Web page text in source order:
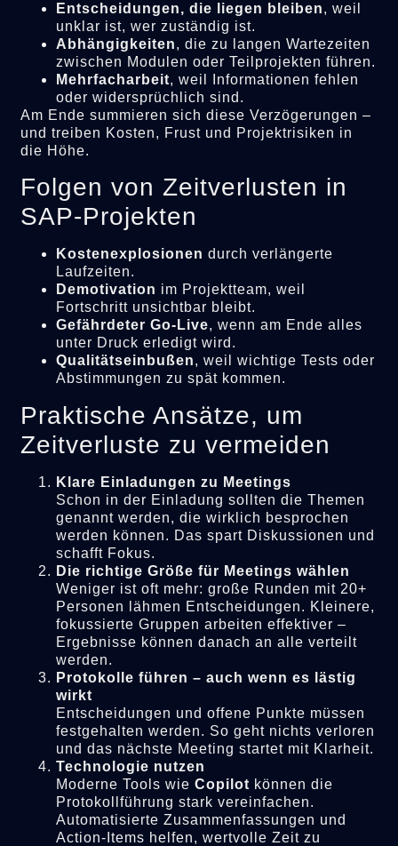
Entscheidungen, die liegen bleiben, weil
unklar ist, wer zuständig ist.
Abhängigkeiten, die zu langen Wartezeiten
zwischen Modulen oder Teilprojekten führen.
Mehrfacharbeit, weil Informationen fehlen
oder widersprüchlich sind.
Am Ende summieren sich diese Verzögerungen –
und treiben Kosten, Frust und Projektrisiken in
die Höhe.
Folgen von Zeitverlusten in
SAP-Projekten
Kostenexplosionen durch verlängerte
Laufzeiten.
Demotivation im Projektteam, weil
Fortschritt unsichtbar bleibt.
Gefährdeter Go-Live, wenn am Ende alles
unter Druck erledigt wird.
Qualitätseinbußen, weil wichtige Tests oder
Abstimmungen zu spät kommen.
Praktische Ansätze, um
Zeitverluste zu vermeiden
Klare Einladungen zu Meetings
Schon in der Einladung sollten die Themen
genannt werden, die wirklich besprochen
werden können. Das spart Diskussionen und
schafft Fokus.
Die richtige Größe für Meetings wählen
Weniger ist oft mehr: große Runden mit 20+
Personen lähmen Entscheidungen. Kleinere,
fokussierte Gruppen arbeiten effektiver –
Ergebnisse können danach an alle verteilt
werden.
Protokolle führen – auch wenn es lästig
wirkt
Entscheidungen und offene Punkte müssen
festgehalten werden. So geht nichts verloren
und das nächste Meeting startet mit Klarheit.
Technologie nutzen
Moderne Tools wieCopilot können die
Protokollführung stark vereinfachen.
Automatisierte Zusammenfassungen und
Action-Items helfen, wertvolle Zeit zu